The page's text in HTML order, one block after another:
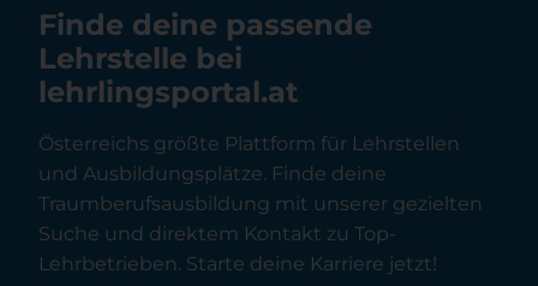
Finde deine passende
Lehrstelle bei
lehrlingsportal.at
Österreichs größte Plattform für Lehrstellen
und Ausbildungsplätze. Finde deine
Traumberufsausbildung mit unserer gezielten
Suche und direktem Kontakt zu Top-
Lehrbetrieben. Starte deine Karriere jetzt!